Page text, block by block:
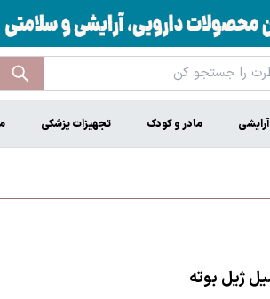
آرایشی مادر و کودک تجهیزات پزشکی